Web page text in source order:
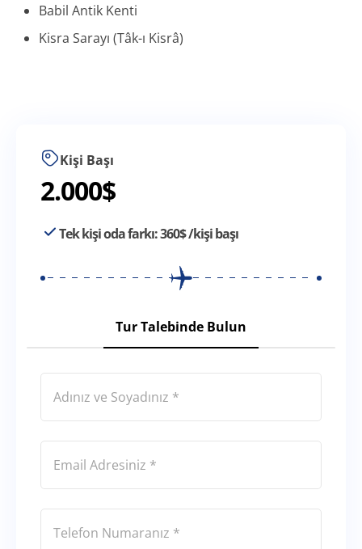
Babil Antik Kenti
Kisra Sarayı (Tâk-ı Kisrâ)
Kişi Başı
2.000$
Tek kişi oda farkı:360$/kişi başı
Tur Talebinde Bulun